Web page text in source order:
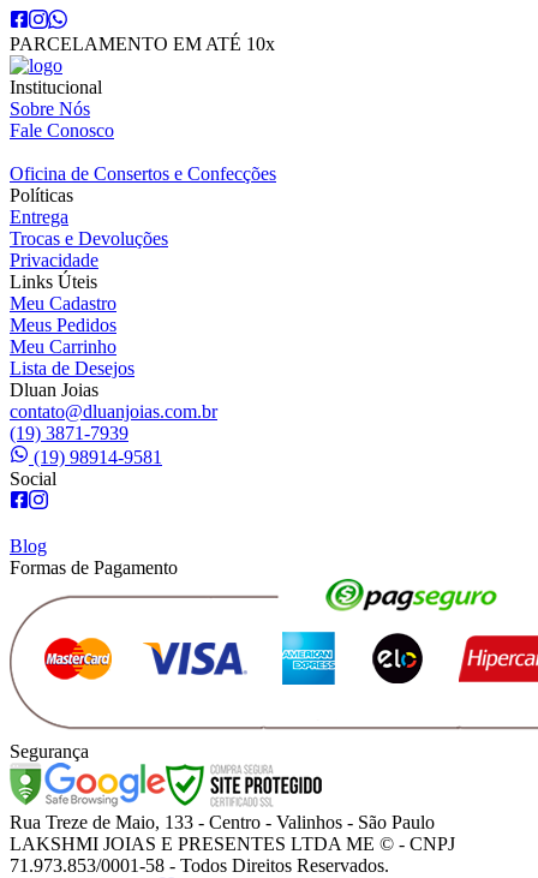
PARCELAMENTO EM ATÉ 10x
Institucional
Sobre Nós
Fale Conosco
Oficina de Consertos e Confecções
Políticas
Entrega
Trocas e Devoluções
Privacidade
Links Úteis
Meu Cadastro
Meus Pedidos
Meu Carrinho
Lista de Desejos
Dluan Joias
contato@dluanjoias.com.br
(19) 3871-7939
(19) 98914-9581
Social
Blog
Formas de Pagamento
Segurança
Rua Treze de Maio, 133 - Centro - Valinhos - São Paulo
LAKSHMI JOIAS E PRESENTES LTDA ME © - CNPJ
71.973.853/0001-58 - Todos Direitos Reservados.